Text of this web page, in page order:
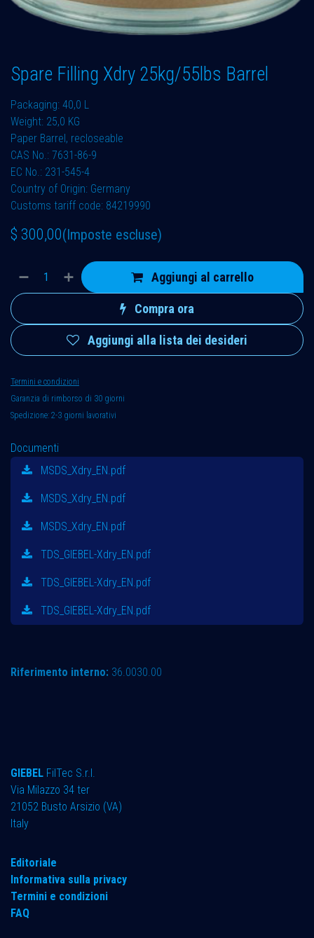
Spare Filling Xdry 25kg/55lbs Barrel
Packaging: 40,0 L
Weight: 25,0 KG
Paper Barrel, recloseable
CAS No.: 7631-86-9
EC No.: 231-545-4
Country of Origin: Germany
Customs tariff code: 84219990
$ 300,00(Imposte escluse)
Aggiungi al carrello
Compra ora
Aggiungi alla lista dei desideri
Termini e condizioni
Garanzia di rimborso di 30 giorni
Spedizione: 2-3 giorni lavorativi
Documenti
MSDS_Xdry_EN.pdf
MSDS_Xdry_EN.pdf
MSDS_Xdry_EN.pdf
TDS_GIEBEL-Xdry_EN.pdf
TDS_GIEBEL-Xdry_EN.pdf
TDS_GIEBEL-Xdry_EN.pdf
Riferimento interno: 36.0030.00
GIEBEL FilTec S.r.l.
Via Milazzo 34 ter ​
21052 Busto Arsizio (VA)
Italy
Editoriale
Informativa sulla privacy
Termini e condizioni
FAQ